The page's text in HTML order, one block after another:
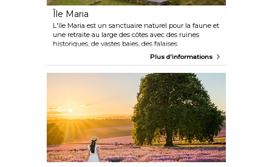
Île Maria
L'île Maria est un sanctuaire naturel pour la faune et
une retraite au large des côtes avec des ruines
historiques, de vastes baies, des falaises
spectaculaires et de nombreuses histoires à
Tasmanie et accessible uniquement par ferry, l'île
Maria abrite l'exemple le plus intact d'un poste de
probation pour condamnés en Australie. Passez la
nuit à reconstituer l'histoire fascinante des
condamnés de Tasmanie, à rencontrer une faune
très mignonne et à explorer les plages immaculées
et les forêts anciennes de l'île Maria. L'île offre
d'excellentes possibilités de randonnées à pied et à
vélo, et une carrière de calcaire située dans les
falaises de fossiles permet d'observer de près les
nombreuses créatures anciennes immortalisées
Plus d'informations